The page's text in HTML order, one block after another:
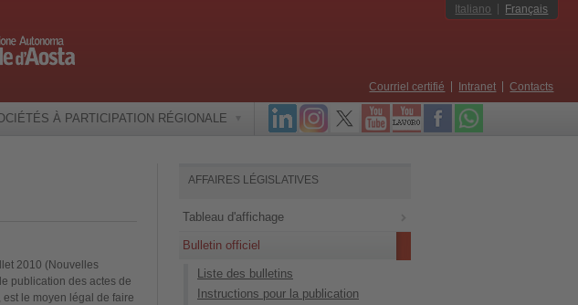
Italiano Français
Courriel certifié Intranet Contacts
À PARTICIPATION RÉGIONALE
2010 (Nouvelles
publication des actes de
le moyen légal de faire
AFFAIRES LÉGISLATIVES
Tableau d'affichage
Bulletin officiel
Liste des bulletins
Instructions pour la publication